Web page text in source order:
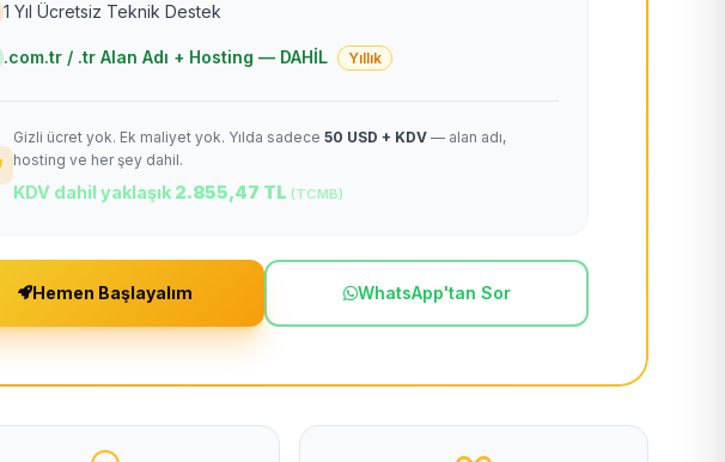
1 Yıl Ücretsiz Teknik Destek
.com.tr / .tr Alan Adı + Hosting — DAHİL Yıllık
Gizli ücret yok. Ek maliyet yok. Yılda sadece 50 USD + KDV — alan adı,
hosting ve her şey dahil.
KDV dahil yaklaşık 2.855,47 TL (TCMB)
Hemen Başlayalım WhatsApp'tan Sor